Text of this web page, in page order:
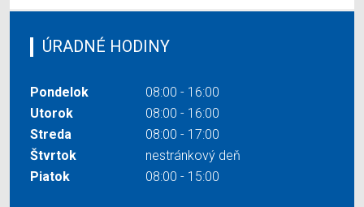
ÚRADNÉ HODINY
Pondelok
08:00 - 16:00
Utorok
08:00 - 16:00
Streda
08:00 - 17:00
Štvrtok
nestránkový deň
Piatok
08:00 - 15:00